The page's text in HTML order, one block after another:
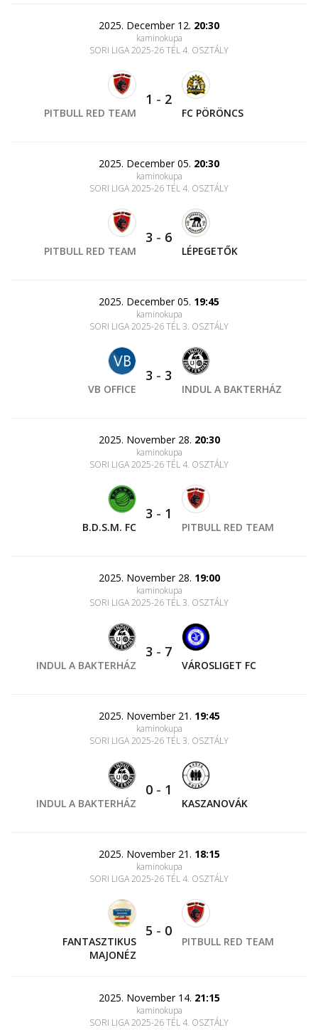
2025. December 12. 20:30
kaminokupa
SORI LIGA 2025-26 TÉL 4. OSZTÁLY
PITBULL RED TEAM
1 - 2
FC PÖRÖNCS
2025. December 05. 20:30
kaminokupa
SORI LIGA 2025-26 TÉL 4. OSZTÁLY
PITBULL RED TEAM
3 - 6
LÉPEGETŐK
2025. December 05. 19:45
kaminokupa
SORI LIGA 2025-26 TÉL 3. OSZTÁLY
VB OFFICE
3 - 3
INDUL A BAKTERHÁZ
2025. November 28. 20:30
kaminokupa
SORI LIGA 2025-26 TÉL 4. OSZTÁLY
B.D.S.M. FC
3 - 1
PITBULL RED TEAM
2025. November 28. 19:00
kaminokupa
SORI LIGA 2025-26 TÉL 3. OSZTÁLY
INDUL A BAKTERHÁZ
3 - 7
VÁROSLIGET FC
2025. November 21. 19:45
kaminokupa
SORI LIGA 2025-26 TÉL 3. OSZTÁLY
INDUL A BAKTERHÁZ
0 - 1
KASZANOVÁK
2025. November 21. 18:15
kaminokupa
SORI LIGA 2025-26 TÉL 4. OSZTÁLY
FANTASZTIKUS
MAJONÉZ
5 - 0
PITBULL RED TEAM
2025. November 14. 21:15
kaminokupa
SORI LIGA 2025-26 TÉL 4. OSZTÁLY